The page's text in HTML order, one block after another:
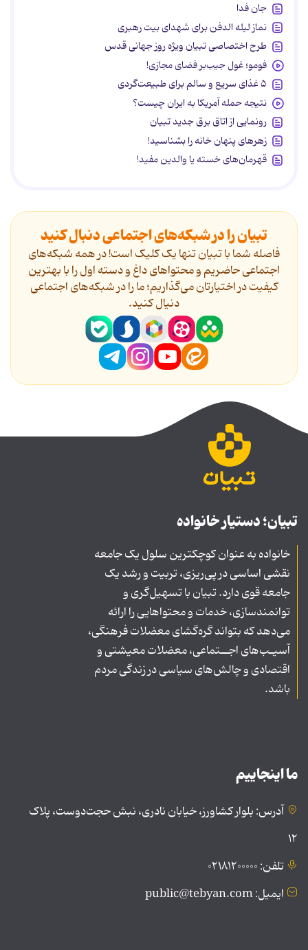
جان فدا
نماز لیله الدفن برای شهدای بیت رهبری
طرح اختصاصی تبیان ویژه روز جهانی قدس
فومو؛ غول جیب‌بر فضای مجازی!
۵ غذای سریع و سالم برای طبیعت‌گردی
نتیجه حمله آمریکا به ایران چیست؟
رونمایی از اتاق برق جدید تبیان
زهرهای پنهان خانه را بشناسید!
قهرمان‌های خسته یا والدین مفید!
تبیان را در شبکه‌های اجتماعی دنبال کنید
فاصله شما با تبیان تنها یک کلیک است! در همه شبکه‌های
اجتماعی حاضریم و محتواهای داغ و دسته اول را با بهترین
کیفیت در اختیارتان می‌گذاریم؛ ما را در شبکه‌های اجتماعی
دنیال کنید.
تبیان؛ دستیار خانواده
خانواده به عنوان کوچکترین سلول یک جامعه
نقشی اساسی در پی‌ریزی، تربیت و رشد یک
جامعه قوی دارد. تبیان با تسهیل‌گری و
توانمندسازی، خدمات و محتواهایی را ارائه
می‌دهد که بتواند گره‌گشای معضلات فرهنگی،
آسیـب‌های اجــتماعی، معضلات معیشتی و
اقتصادی و چالش‌های سیاسی در زندگی مردم
باشد.
ما اینجاییم
آدرس: بلوار کشاورز، خیابان نادری، نبش حجت‌دوست، پلاک
۱۲
تلفن: ۰۲۱۸۱۲۰۰۰۰۰
ایمیل: public@tebyan.com